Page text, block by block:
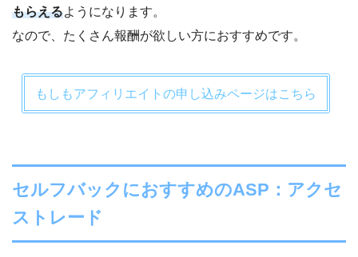
もらえるようになります。
なので、たくさん報酬が欲しい方におすすめです。
もしもアフィリエイトの申し込みページはこちら
セルフバックにおすすめのASP：アクセ
ストレード